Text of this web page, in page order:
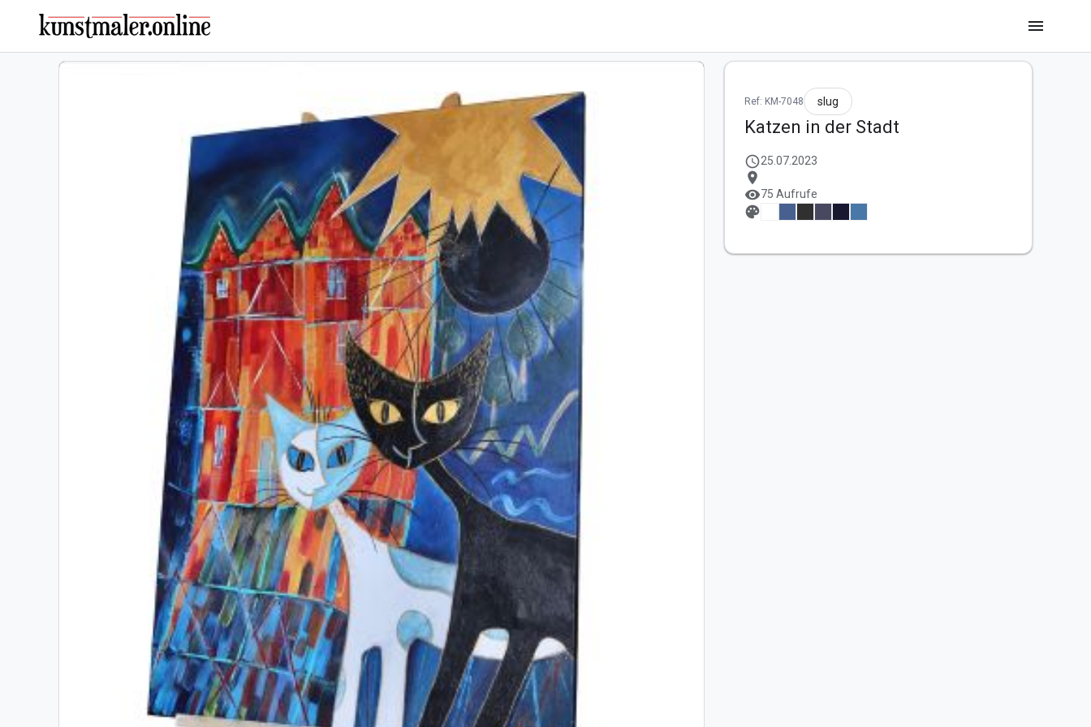
menu
Ref: KM-7048 slug
Katzen in der Stadt
schedule25.07.2023
location_on
visibility75 Aufrufe
palette